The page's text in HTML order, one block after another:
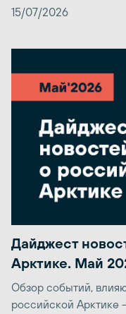
15/07/2026
Дайджест
Арктике. Май
Обзор событий,
российской Арктике